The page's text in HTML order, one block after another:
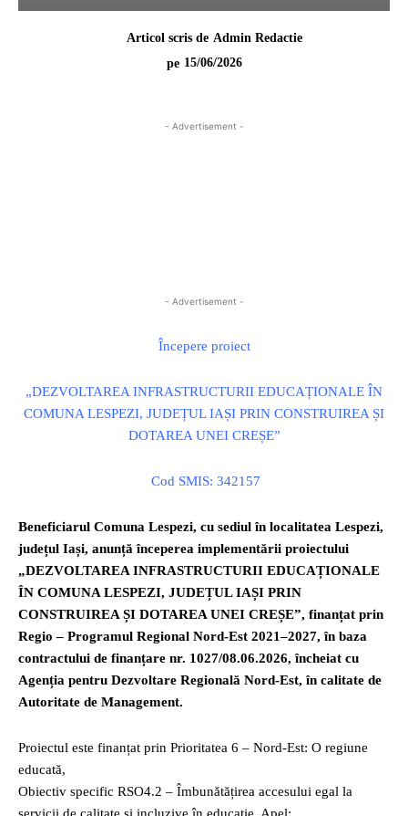
Articol scris de Admin Redactie
pe 15/06/2026
- Advertisement -
- Advertisement -
Începere proiect
„DEZVOLTAREA INFRASTRUCTURII EDUCAȚIONALE ÎN
COMUNA LESPEZI, JUDEȚUL IAȘI PRIN CONSTRUIREA ȘI
DOTAREA UNEI CREȘE”
Cod SMIS: 342157
Beneficiarul Comuna Lespezi, cu sediul în localitatea Lespezi,
județul Iași, anunță începerea implementării proiectului
„DEZVOLTAREA INFRASTRUCTURII EDUCAȚIONALE
ÎN COMUNA LESPEZI, JUDEȚUL IAȘI PRIN
CONSTRUIREA ȘI DOTAREA UNEI CREȘE”, finanțat prin
Regio – Programul Regional Nord-Est 2021–2027, în baza
contractului de finanțare nr. 1027/08.06.2026, încheiat cu
Agenția pentru Dezvoltare Regională Nord-Est, în calitate de
Autoritate de Management.
Proiectul este finanțat prin Prioritatea 6 – Nord-Est: O regiune
educată,
Obiectiv specific RSO4.2 – Îmbunătățirea accesului egal la